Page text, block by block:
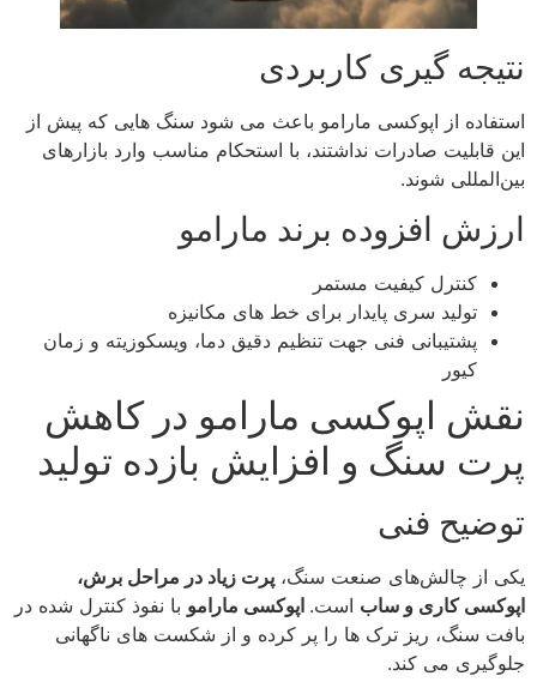
نتیجه‌ گیری کاربردی
استفاده از اپوکسی مارامو باعث می‌ شود سنگ‌ هایی که پیش از
این قابلیت صادرات نداشتند، با استحکام مناسب وارد بازارهای
بین‌المللی شوند.
ارزش افزوده برند مارامو
کنترل کیفیت مستمر
تولید سری پایدار برای خط‌ های مکانیزه
پشتیبانی فنی جهت تنظیم دقیق دما، ویسکوزیته و زمان
کیور
نقش اپوکسی مارامو در کاهش
پرت سنگ و افزایش بازده تولید
توضیح فنی
یکی از چالش‌های صنعت سنگ، پرت زیاد در مراحل برش،
اپوکسی‌ کاری و ساب است. اپوکسی مارامو با نفوذ کنترل‌ شده در
بافت سنگ، ریز ترک‌ ها را پر کرده و از شکست‌ های ناگهانی
جلوگیری می‌ کند.